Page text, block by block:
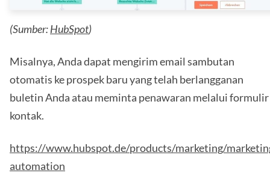
(Sumber:HubSpot)
Misalnya, Anda dapat mengirim email sambutan
otomatis ke prospek baru yang telah berlangganan
buletin Anda atau meminta penawaran melalui formulir
kontak.
https://www.hubspot.de/products/marketing/
automation